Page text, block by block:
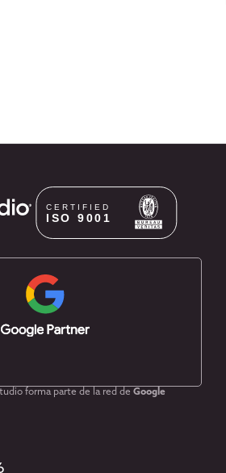
forma parte de la red de Google